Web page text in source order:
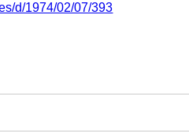
d/1974/02/07/393